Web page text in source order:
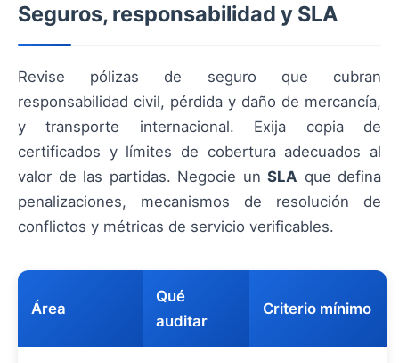
Seguros, responsabilidad y SLA
Revise pólizas de seguro que cubran
responsabilidad civil, pérdida y daño de mercancía,
y transporte internacional. Exija copia de
certificados y límites de cobertura adecuados al
valor de las partidas. Negocie un SLA que defina
penalizaciones, mecanismos de resolución de
conflictos y métricas de servicio verificables.
Área
Qué
auditar
Criterio mínimo